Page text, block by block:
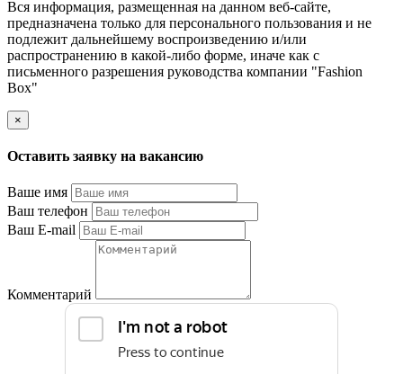
Вся информация, размещенная на данном веб-сайте,
предназначена только для персонального пользования и не
подлежит дальнейшему воспроизведению и/или
распространению в какой-либо форме, иначе как с
письменного разрешения руководства компании "Fashion
Box"
×
Оставить заявку на вакансию
Ваше имя
Ваш телефон
Ваш E-mail
Комментарий